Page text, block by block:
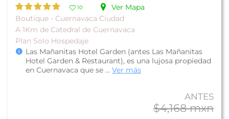
10
Ver Mapa
Boutique - Cuernavaca Ciudad
A 1Km de Catedral de Cuernavaca
Plan Solo Hospedaje
Las Mañanitas Hotel Garden (antes Las Mañanitas
Hotel Garden & Restaurant), es una lujosa propiedad
en Cuernavaca que se ... Ver más
ANTES
$4,168 mxn